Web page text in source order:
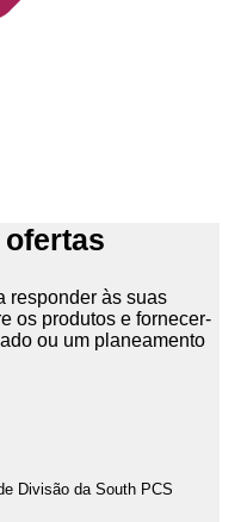
responder às suas
os produtos e fornecer-
ou um planeamento